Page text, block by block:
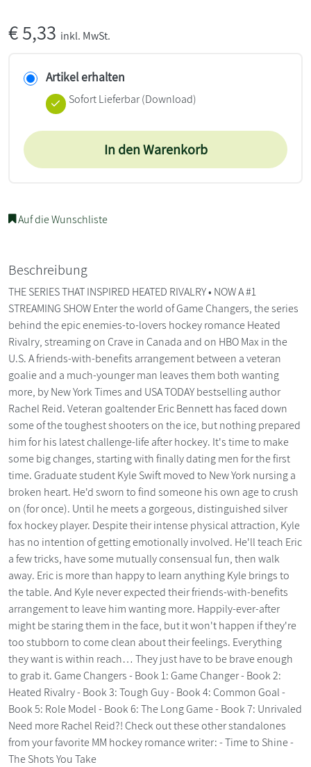
€5,33 inkl. MwSt.
Artikel erhalten
Sofort Lieferbar (Download)
In den Warenkorb
Auf die Wunschliste
Beschreibung
THE SERIES THAT INSPIRED HEATED RIVALRY • NOW A #1
STREAMING SHOW Enter the world of Game Changers, the series
behind the epic enemies-to-lovers hockey romance Heated
Rivalry, streaming on Crave in Canada and on HBO Max in the
U.S. A friends-with-benefits arrangement between a veteran
goalie and a much-younger man leaves them both wanting
more, by New York Times and USA TODAY bestselling author
Rachel Reid. Veteran goaltender Eric Bennett has faced down
some of the toughest shooters on the ice, but nothing prepared
him for his latest challenge-life after hockey. It's time to make
some big changes, starting with finally dating men for the first
time. Graduate student Kyle Swift moved to New York nursing a
broken heart. He'd sworn to find someone his own age to crush
on (for once). Until he meets a gorgeous, distinguished silver
fox hockey player. Despite their intense physical attraction, Kyle
has no intention of getting emotionally involved. He'll teach Eric
a few tricks, have some mutually consensual fun, then walk
away. Eric is more than happy to learn anything Kyle brings to
the table. And Kyle never expected their friends-with-benefits
arrangement to leave him wanting more. Happily-ever-after
might be staring them in the face, but it won't happen if they're
too stubborn to come clean about their feelings. Everything
they want is within reach… They just have to be brave enough
to grab it. Game Changers - Book 1: Game Changer - Book 2:
Heated Rivalry - Book 3: Tough Guy - Book 4: Common Goal -
Book 5: Role Model - Book 6: The Long Game - Book 7: Unrivaled
Need more Rachel Reid?! Check out these other standalones
from your favorite MM hockey romance writer: - Time to Shine -
The Shots You Take